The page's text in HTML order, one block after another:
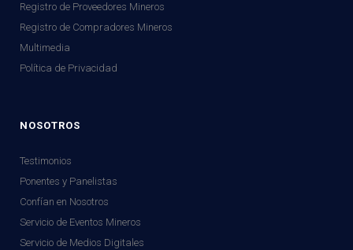
Registro de Proveedores Mineros
Registro de Compradores Mineros
Multimedia
Política de Privacidad
NOSOTROS
Testimonios
Ponentes y Panelistas
Confían en Nosotros
Servicio de Eventos Mineros
Servicio de Medios Digitales